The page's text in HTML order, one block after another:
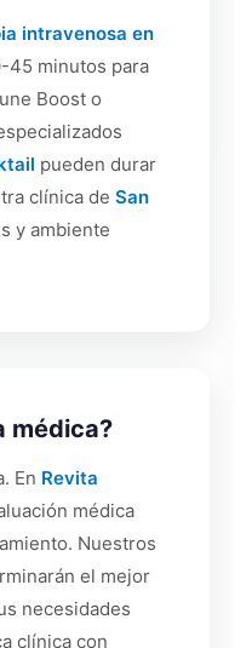
intravenosa en
45 minutos para
Boost o
pueden durar
clínica de San
y ambiente
médica?
En Revita
médica
Nuestros
el mejor
necesidades
clínica con